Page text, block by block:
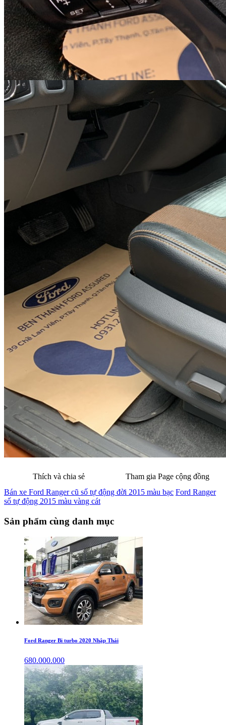
Thích và chia sẻ
Tham gia Page cộng đồng
Bán xe Ford Ranger cũ số tự động đời 2015 màu bạc Ford Ranger
số tự động 2015 màu vàng cát
Sản phẩm cùng danh mục
Ford Ranger Bi turbo 2020 Nhập Thái
680.000.000